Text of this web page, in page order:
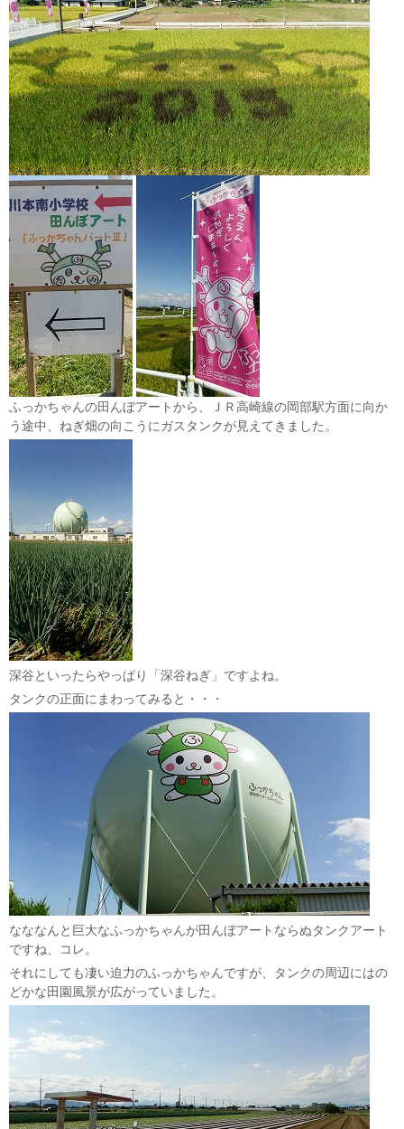
ふっかちゃんの田んぼアートから、ＪＲ高崎線の岡部駅方面に向か
う途中、ねぎ畑の向こうにガスタンクが見えてきました。
深谷といったらやっぱり「深谷ねぎ」ですよね。
タンクの正面にまわってみると・・・
なななんと巨大なふっかちゃんが田んぼアートならぬタンクアート
ですね、コレ。
それにしても凄い迫力のふっかちゃんですが、タンクの周辺にはの
どかな田園風景が広がっていました。